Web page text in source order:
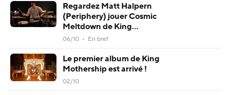
Regardez Matt Halpern
(Periphery) jouer Cosmic
Meltdown de King
Mothership à la batterie !
06/10 • En bref
Le premier album de King
Mothership est arrivé !
02/10